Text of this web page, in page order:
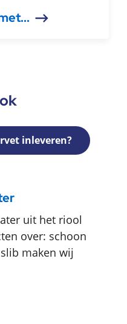
inleveren?
uit het riool
over: schoon
maken wij